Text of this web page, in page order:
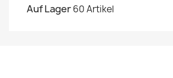
Auf Lager60 Artikel